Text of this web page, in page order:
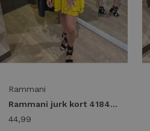
Rammani
Rammani jurk kort 41841 Jurk yellow
44,99